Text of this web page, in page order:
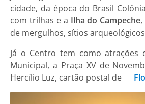
cidade, da época do Brasil
com trilhas e a Ilha do Campeche
de mergulhos, sítios
Já o Centro tem como atrações
Municipal, a Praça XV de
Hercílio Luz, cartão postal de